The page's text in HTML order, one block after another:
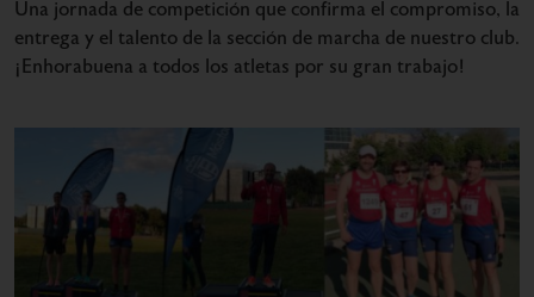
Una jornada de competición que confirma el compromiso, la
entrega y el talento de la sección de marcha de nuestro club.
¡Enhorabuena a todos los atletas por su gran trabajo!